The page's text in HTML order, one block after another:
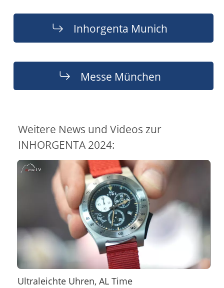
Inhorgenta Munich
Messe München
Weitere News und Videos zur
INHORGENTA 2024:
Ultraleichte Uhren, AL Time